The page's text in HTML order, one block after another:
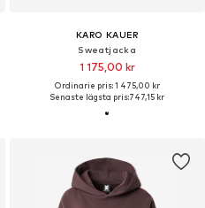
KARO KAUER
Sweatjacka
1 175,00 kr
Ordinarie pris: 1 475,00 kr
Senaste lägsta pris:747,15 kr